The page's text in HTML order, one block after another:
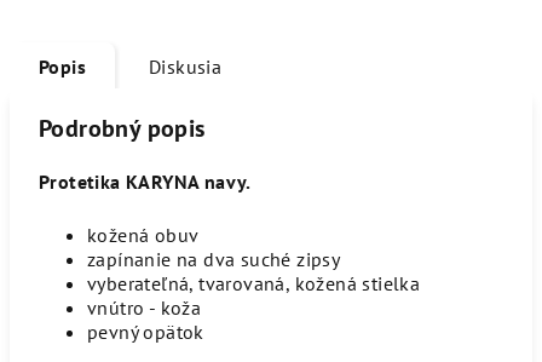
Popis Diskusia
Podrobný popis
Protetika KARYNA navy.
kožená obuv
zapínanie na dva suché zipsy
vyberateľná, tvarovaná, kožená stielka
vnútro - koža
pevný opätok